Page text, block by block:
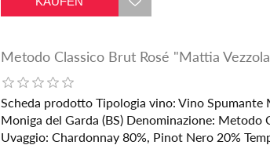
Metodo Classico Brut Rosé "Mattia
Scheda prodotto Tipologia vino: Vino Spumante
Moniga del Garda (BS) Denominazione: Metodo
Uvaggio: Chardonnay 80%, Pinot Nero 20%